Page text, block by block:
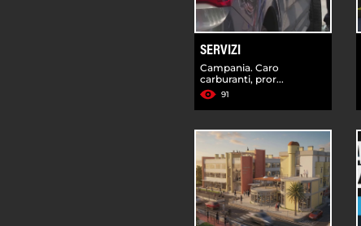
SERVIZI
Campania. Caro
carburanti, pror...
91